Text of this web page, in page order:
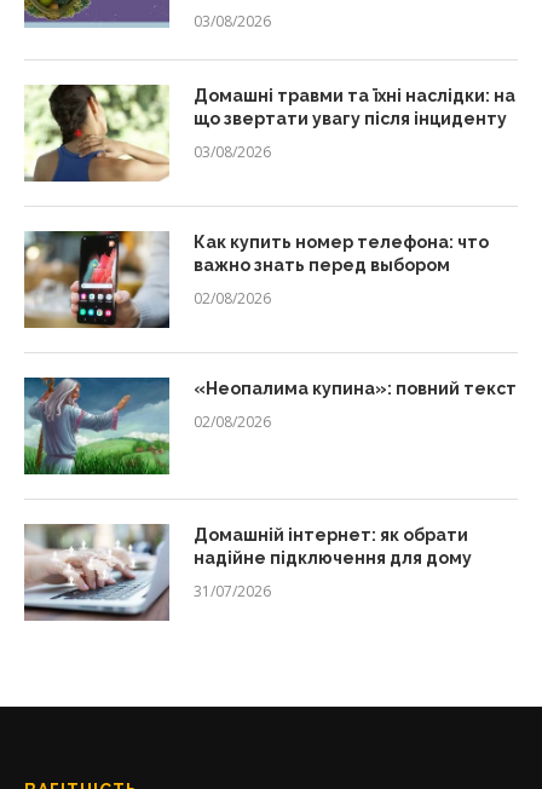
03/08/2026
Домашні травми та їхні наслідки: на
що звертати увагу після інциденту
03/08/2026
Как купить номер телефона: что
важно знать перед выбором
02/08/2026
«Неопалима купина»: повний текст
02/08/2026
Домашній інтернет: як обрати
надійне підключення для дому
31/07/2026